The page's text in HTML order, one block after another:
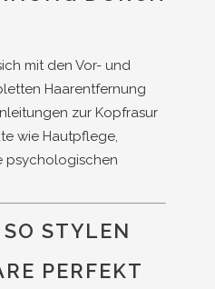
mit den Vor- und
Haarentfernung
zur Kopfrasur
wie Hautpflege,
psychologischen
STYLEN
PERFEKT